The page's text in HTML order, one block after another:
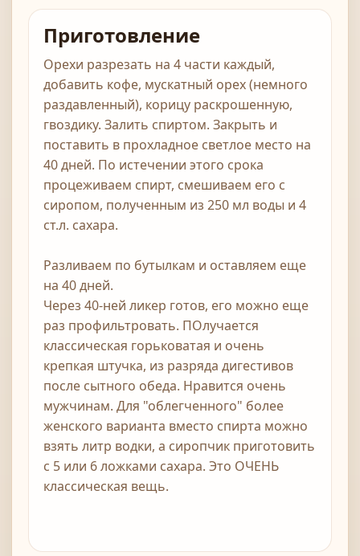
Приготовление
Орехи разрезать на 4 части каждый,
добавить кофе, мускатный орех (немного
раздавленный), корицу раскрошенную,
гвоздику. Залить спиртом. Закрыть и
поставить в прохладное светлое место на
40 дней. По истечении этого срока
процеживаем спирт, смешиваем его с
сиропом, полученным из 250 мл воды и 4
ст.л. сахара.
Разливаем по бутылкам и оставляем еще
на 40 дней.
Через 40-ней ликер готов, его можно еще
раз профильтровать. ПОлучается
классическая горьковатая и очень
крепкая штучка, из разряда дигестивов
после сытного обеда. Нравится очень
мужчинам. Для "облегченного" более
женского варианта вместо спирта можно
взять литр водки, а сиропчик приготовить
с 5 или 6 ложками сахара. Это ОЧЕНЬ
классическая вещь.